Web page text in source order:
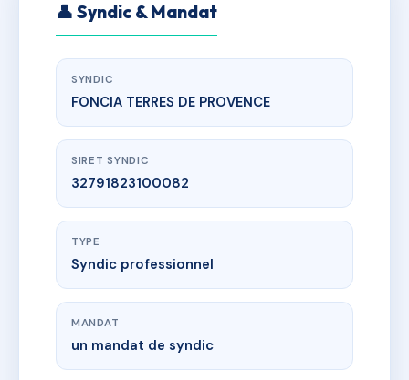
👤 Syndic & Mandat
SYNDIC
FONCIA TERRES DE PROVENCE
SIRET SYNDIC
32791823100082
TYPE
Syndic professionnel
MANDAT
un mandat de syndic